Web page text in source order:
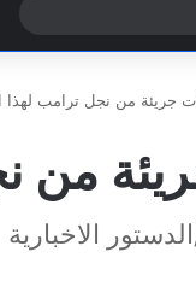
عن
جريئة من نجل ترامب لهذا
من
الاخبارية